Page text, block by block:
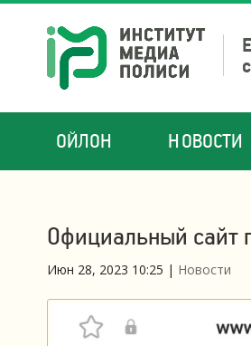
ОЙЛОН НОВОСТИ
Официальный сайт
Июн 28, 2023 10:25 | Новости